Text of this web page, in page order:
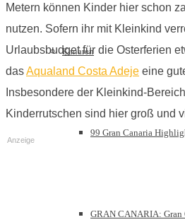
Kanaren
99 Gran Canaria
GRAN CANARIA:
Metern können Kinder hier schon
nutzen. Sofern ihr mit Kleinkind
Urlaubsbudget für die Osterferien
dasAqualand Costa Adeje eine
Insbesondere der Kleinkind-
Kinderrutschen sind hier groß und
Anzeige